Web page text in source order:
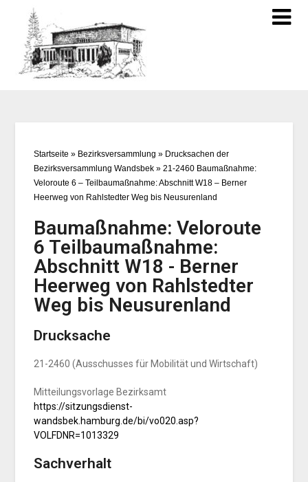
Startseite » Bezirksversammlung » Drucksachen der
Bezirksversammlung Wandsbek» 21-2460 Baumaßnahme:
Veloroute 6 – Teilbaumaßnahme: Abschnitt W18 – Berner
Heerweg von Rahlstedter Weg bis Neusurenland
Baumaßnahme: Veloroute
6 Teilbaumaßnahme:
Abschnitt W18 - Berner
Heerweg von Rahlstedter
Weg bis Neusurenland
Drucksache
21-2460 (Ausschusses für Mobilität und Wirtschaft)
Mitteilungsvorlage Bezirksamt
https://sitzungsdienst-
wandsbek.hamburg.de/bi/vo020.asp?
VOLFDNR=1013329
Sachverhalt